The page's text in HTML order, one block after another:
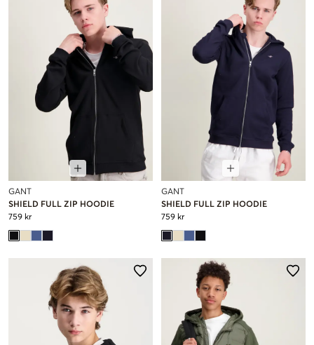
GANT
SHIELD FULL ZIP HOODIE
759 kr
GANT
SHIELD FULL ZIP HOODIE
759 kr